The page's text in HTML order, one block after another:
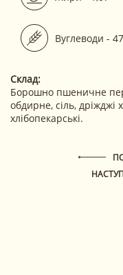
Вуглеводи -
Склад:
Борошно пшеничне
обдирне, сіль, дріжджі
хлібопекарські.